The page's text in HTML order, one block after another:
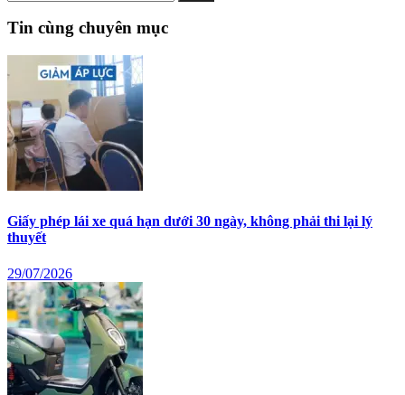
Tin cùng chuyên mục
Giấy phép lái xe quá hạn dưới 30 ngày, không phải thi lại lý
thuyết
29/07/2026